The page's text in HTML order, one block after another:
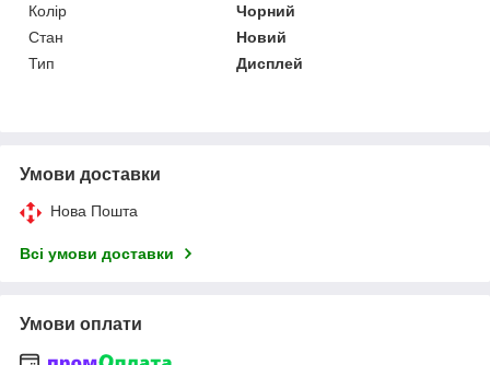
Колір
Чорний
Стан
Новий
Тип
Дисплей
Умови доставки
Нова Пошта
Всі умови доставки
Умови оплати